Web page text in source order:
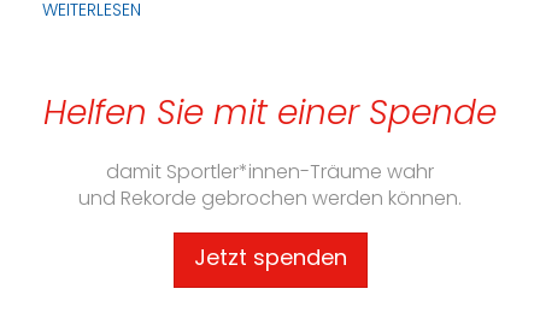
WEITERLESEN
Helfen Sie mit einer Spende
damit Sportler*innen-Träume wahr
und Rekorde gebrochen werden können.
Jetzt spenden